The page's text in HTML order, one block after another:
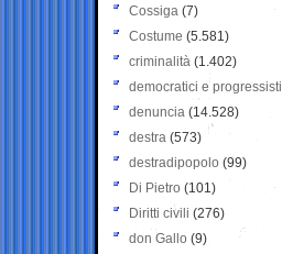
Cossiga (7)
Costume (5.581)
criminalità (1.402)
democratici e progressisti
denuncia (14.528)
destra (573)
destradipopolo (99)
Di Pietro (101)
Diritti civili (276)
don Gallo (9)